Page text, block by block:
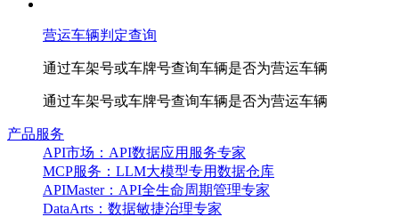
营运车辆判定查询
通过车架号或车牌号查询车辆是否为营运车辆
通过车架号或车牌号查询车辆是否为营运车辆
产品服务
API市场：API数据应用服务专家
MCP服务：LLM大模型专用数据仓库
APIMaster：API全生命周期管理专家
DataArts：数据敏捷治理专家